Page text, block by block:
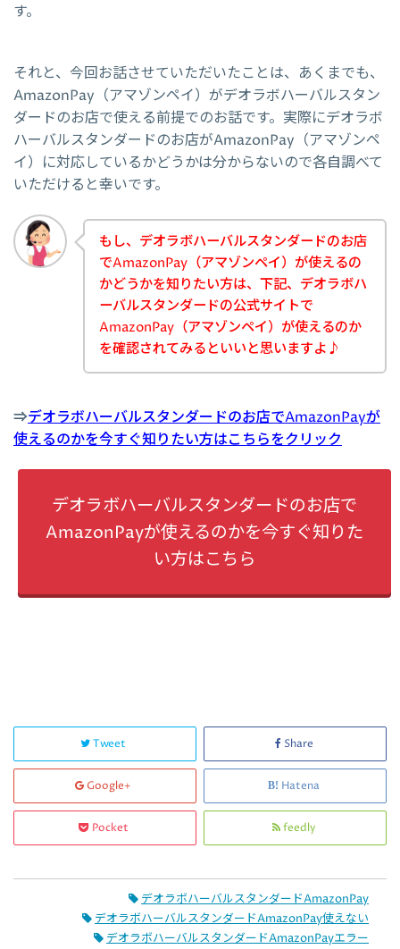
す。
それと、今回お話させていただいたことは、あくまでも、
AmazonPay（アマゾンペイ）がデオラボハーバルスタン
ダードのお店で使える前提でのお話です。実際にデオラボ
ハーバルスタンダードのお店がAmazonPay（アマゾンペ
イ）に対応しているかどうかは分からないので各自調べて
いただけると幸いです。
もし、デオラボハーバルスタンダードのお店
でAmazonPay（アマゾンペイ）が使えるの
かどうかを知りたい方は、下記、デオラボハ
ーバルスタンダードの公式サイトで
AmazonPay（アマゾンペイ）が使えるのか
を確認されてみるといいと思いますよ♪
⇒デオラボハーバルスタンダードのお店でAmazonPayが
使えるのかを今すぐ知りたい方はこちらをクリック
デオラボハーバルスタンダードのお店で
AmazonPayが使えるのかを今すぐ知りた
い方はこちら
Tweet Share
Google+ Hatena
Pocket feedly
デオラボハーバルスタンダードAmazonPay
デオラボハーバルスタンダードAmazonPay使えない
デオラボハーバルスタンダードAmazonPayエラー